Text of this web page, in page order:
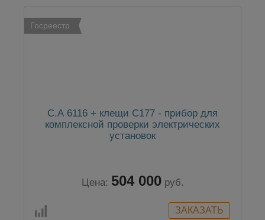
Госреестр
С.А 6116 + клещи С177 - прибор для
комплексной проверки электрических
установок
Цена: 504 000 руб.